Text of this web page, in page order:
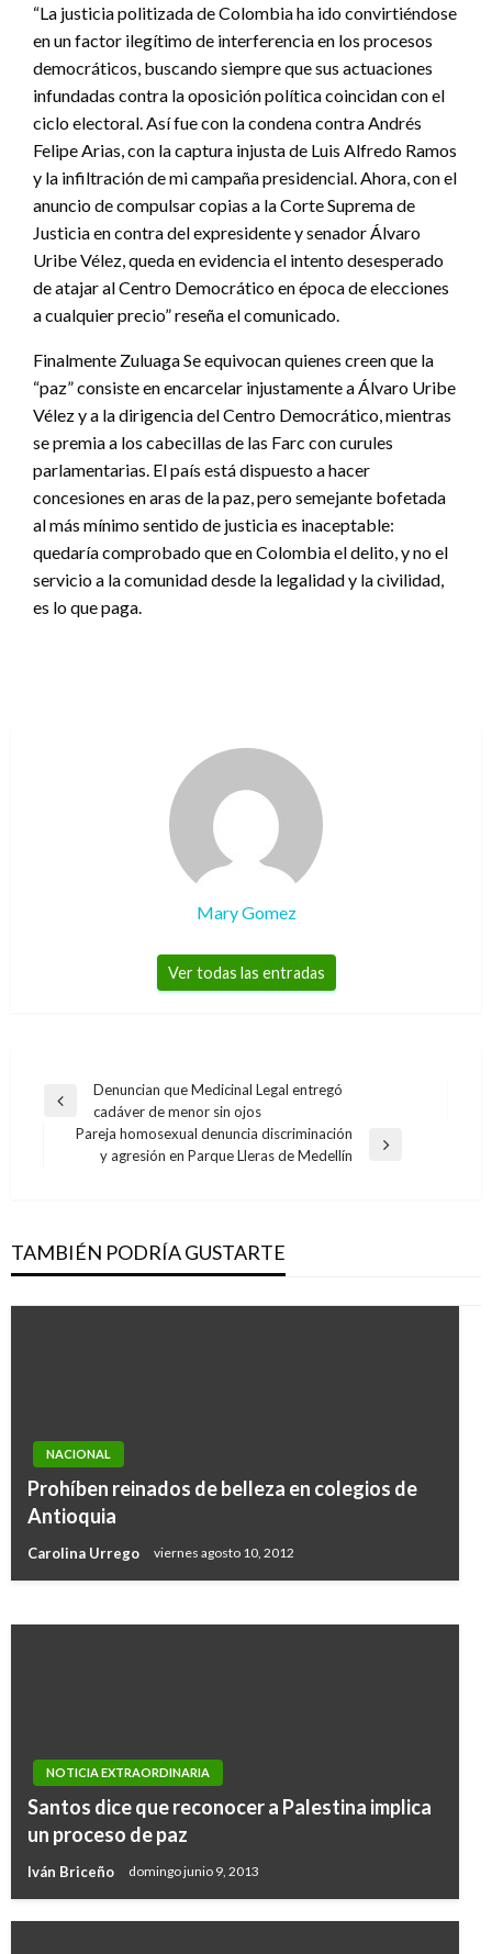
“La justicia politizada de Colombia ha ido convirtiéndose
en un factor ilegítimo de interferencia en los procesos
democráticos, buscando siempre que sus actuaciones
infundadas contra la oposición política coincidan con el
ciclo electoral. Así fue con la condena contra Andrés
Felipe Arias, con la captura injusta de Luis Alfredo Ramos
y la infiltración de mi campaña presidencial. Ahora, con el
anuncio de compulsar copias a la Corte Suprema de
Justicia en contra del expresidente y senador Álvaro
Uribe Vélez, queda en evidencia el intento desesperado
de atajar al Centro Democrático en época de elecciones
a cualquier precio” reseña el comunicado.
Finalmente Zuluaga Se equivocan quienes creen que la
“paz” consiste en encarcelar injustamente a Álvaro Uribe
Vélez y a la dirigencia del Centro Democrático, mientras
se premia a los cabecillas de las Farc con curules
parlamentarias. El país está dispuesto a hacer
concesiones en aras de la paz, pero semejante bofetada
al más mínimo sentido de justicia es inaceptable:
quedaría comprobado que en Colombia el delito, y no el
servicio a la comunidad desde la legalidad y la civilidad,
es lo que paga.
Mary Gomez
Ver todas las entradas
Navegación
entradas
Entrada
anterior
Denuncian que Medicinal Legal entregó
cadáver de menor sin ojos
Entrada
Pareja homosexual denuncia discriminación
y agresión en Parque Lleras de Medellín
TAMBIÉN PODRÍA GUSTARTE
NACIONAL
Prohíben reinados de belleza en colegios de
Antioquia
Carolina Urrego viernes agosto 10, 2012
Martha Villalba denuncia ante MinEducación
que algunos colegios privados están
cobrando por servicios de alimentación y
NOTICIA EXTRAORDINARIA
Santos dice que reconocer a Palestina implica
un proceso de paz
Iván Briceño domingo junio 9, 2013